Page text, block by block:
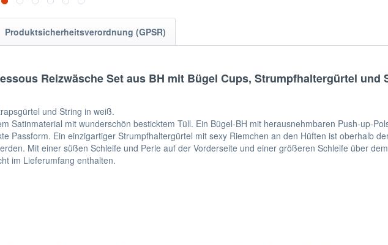
Produktsicherheitsverordnung (GPSR)
Reizwäsche Set aus BH mit Bügel Cups, Strumpfhaltergürtel und
und String in weiß.
Satinmaterial mit wunderschön besticktem Tüll. Ein Bügel-BH mit herausnehmbaren Push-up-
Passform. Ein einzigartiger Strumpfhaltergürtel mit sexy Riemchen an den Hüften ist oberhalb
Mit einer süßen Schleife und Perle auf der Vorderseite und einer größeren Schleife über
im Lieferumfang enthalten.